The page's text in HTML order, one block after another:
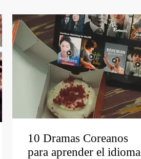
10 Dramas Coreanos
para aprender el idioma